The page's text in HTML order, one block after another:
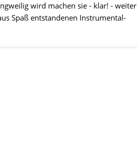
wird machen sie - klar! - weiter
Spaß entstandenen Instrumental-